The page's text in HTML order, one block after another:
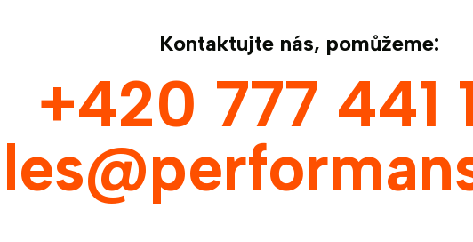
Kontaktujte nás, pomůžeme:
+420 777 441